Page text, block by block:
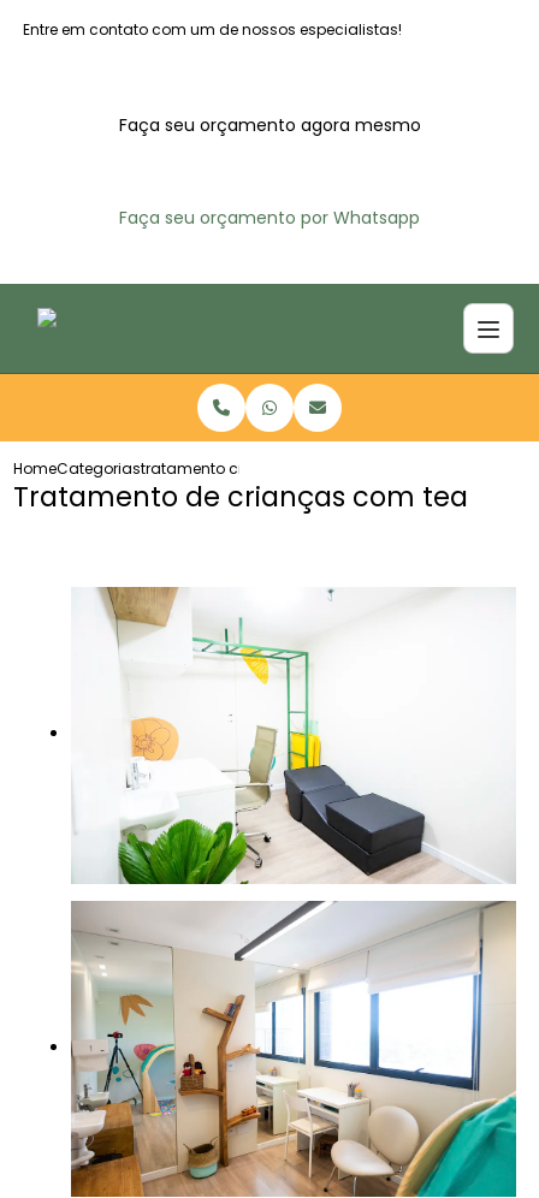
Entre em contato com um de nossos especialistas!
Faça seu orçamento agora mesmo
Faça seu orçamento por Whatsapp
HomeCategoriastratamento criancas tea
Tratamento de crianças com tea